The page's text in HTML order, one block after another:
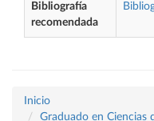
Bibliografía
recomendada
Inicio
Graduado en Ciencias